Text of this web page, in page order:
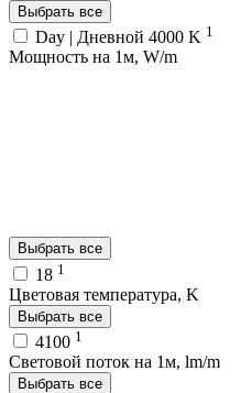
Выбрать все
Day | Дневной 4000 K 1
Мощность на 1м, W/m
Выбрать все
18 1
Цветовая температура, K
Выбрать все
4100 1
Световой поток на 1м, lm/m
Выбрать все